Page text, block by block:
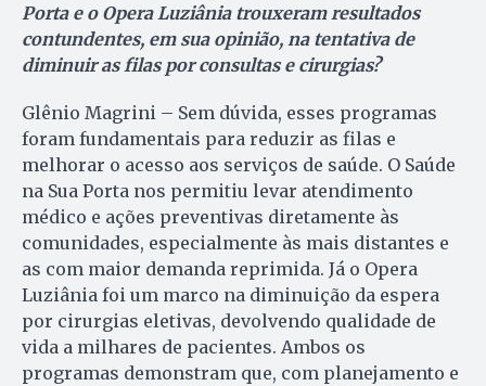
Porta e o Opera Luziânia trouxeram resultados
contundentes, em sua opinião, na tentativa de
diminuir as filas por consultas e cirurgias?
Glênio Magrini – Sem dúvida, esses programas
foram fundamentais para reduzir as filas e
melhorar o acesso aos serviços de saúde. O Saúde
na Sua Porta nos permitiu levar atendimento
médico e ações preventivas diretamente às
comunidades, especialmente às mais distantes e
as com maior demanda reprimida. Já o Opera
Luziânia foi um marco na diminuição da espera
por cirurgias eletivas, devolvendo qualidade de
vida a milhares de pacientes. Ambos os
programas demonstram que, com planejamento e